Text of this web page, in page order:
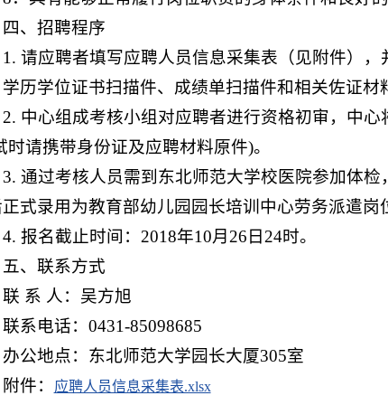
四、招聘程序
1. 请应聘者填写应聘人员信息采集表（见附件）
历学位证书扫描件、成绩单扫描件和相关佐证材
2. 中心组成考核小组对应聘者进行资格初审，中
时请携带身份证及应聘材料原件)。
3. 通过考核人员需到东北师范大学校医院参加体
式录用为教育部幼儿园园长培训中心劳务派遣岗
4. 报名截止时间：2018年10月26日24时。
五、联系方式
联 系 人：吴方旭
联系电话：0431-85098685
办公地点：东北师范大学园长大厦305室
附件：
应聘人员信息采集表.xlsx